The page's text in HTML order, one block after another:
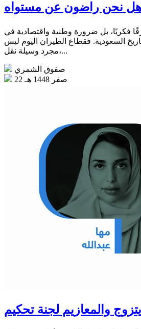
هل نحن راضون عن مستواه
فكريًا، بل ضرورة وطنية واقتصادية في
السعودية. فقطاع الطيران اليوم ليس
مجرد وسيلة نقل،...
صفوق الشمري
22 صفر 1448 هـ
يتزوج والمعازيم لجنة تحكيم